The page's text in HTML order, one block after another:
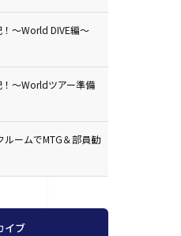
！〜World DIVE編〜
！〜Worldツアー準備
ルームでMTG＆部員勧
イブ